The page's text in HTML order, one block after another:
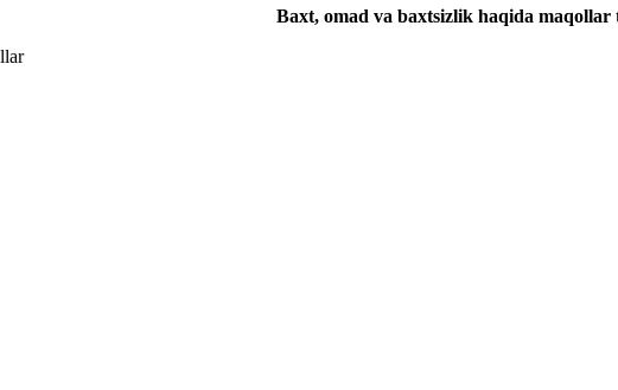
Baxt, omad va baxtsizlik haqida maqollar